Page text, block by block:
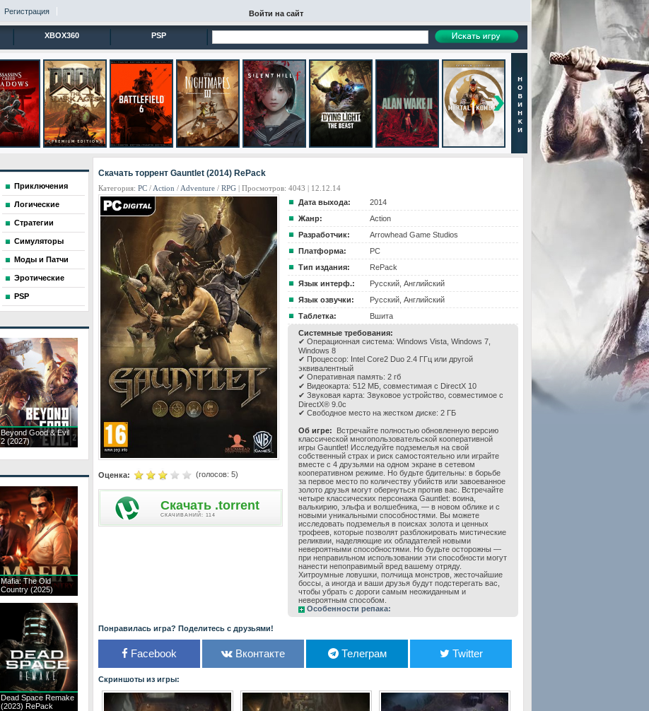
Регистрация Войти на сайт
XBOX360 PSP
Приключения
Логические
Стратегии
Симуляторы
Моды и Патчи
Эротические
PSP
Beyond Good & Evil
2 (2027)
Mafia: The Old
Country (2025)
Dead Space Remake
(2023) RePack
Скачать торрент Gauntlet (2014) RePack
Категория: PC / Action / Adventure / RPG | Просмотров: 4043 | 12.12.14
Оценка: (голосов: 5)
Скачать .torrent
CКАЧИВАНИЙ: 114
Дата выхода:
2014
Жанр:
Action
Разработчик:
Arrowhead Game Studios
Платформа:
PC
Тип издания:
RePack
Язык интерф.:
Русский, Английский
Язык озвучки:
Русский, Английский
Таблетка:
Вшита
Системные требования:
✔ Операционная система: Windows Vista, Windows 7,
Windows 8
✔ Процессор: Intel Core2 Duo 2.4 ГГц или другой
эквивалентный
✔ Оперативная память: 2 гб
✔ Видеокарта: 512 МБ, совместимая с DirectX 10
✔ Звуковая карта: Звуковое устройство, совместимое с
DirectX® 9.0с
✔ Свободное место на жестком диске: 2 ГБ
Об игре:
Встречайте полностью обновленную версию
классической многопользовательской кооперативной
игры Gauntlet! Исследуйте подземелья на свой
собственный страх и риск самостоятельно или играйте
вместе с 4 друзьями на одном экране в сетевом
кооперативном режиме. Но будьте бдительны: в борьбе
за первое место по количеству убийств или завоеванное
золото друзья могут обернуться против вас. Встречайте
четыре классических персонажа Gauntlet: воина,
валькирию, эльфа и волшебника, ― в новом облике и с
новыми уникальными способностями. Вы можете
исследовать подземелья в поисках золота и ценных
трофеев, которые позволят разблокировать мистические
реликвии, наделяющие их обладателей новыми
невероятными способностями. Но будьте осторожны ―
при неправильном использовании эти способности могут
нанести непоправимый вред вашему отряду.
Хитроумные ловушки, полчища монстров, жесточайшие
боссы, а иногда и ваши друзья будут подстерегать вас,
чтобы убрать с дороги самым неожиданным и
невероятным способом.
Особенности репака:
Понравилась игра? Поделитесь с друзьями!
Facebook Вконтакте Телеграм Twitter
Скриншоты из игры: